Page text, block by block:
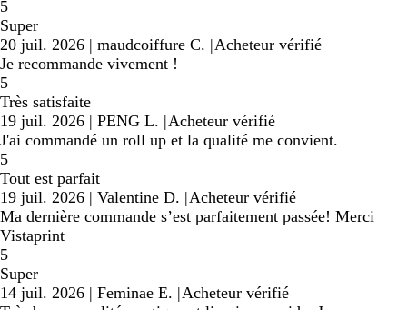
5
Super
20 juil. 2026 | maudcoiffure C. |Acheteur vérifié
Je recommande vivement !
5
Très satisfaite
19 juil. 2026 | PENG L. |Acheteur vérifié
J'ai commandé un roll up et la qualité me convient.
5
Tout est parfait
19 juil. 2026 | Valentine D. |Acheteur vérifié
Ma dernière commande s’est parfaitement passée! Merci
Vistaprint
5
Super
14 juil. 2026 | Feminae E. |Acheteur vérifié